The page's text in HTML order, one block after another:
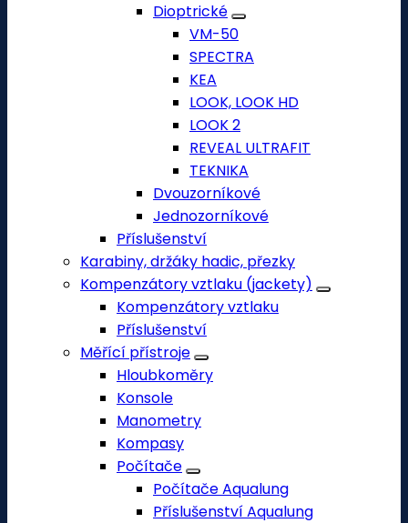
Dioptrické
VM-50
SPECTRA
KEA
LOOK, LOOK HD
LOOK 2
REVEAL ULTRAFIT
TEKNIKA
Dvouzorníkové
Jednozorníkové
Příslušenství
Karabiny, držáky hadic, přezky
Kompenzátory vztlaku (jackety)
Kompenzátory vztlaku
Příslušenství
Měřící přístroje
Hloubkoměry
Konsole
Manometry
Kompasy
Počítače
Počítače Aqualung
Příslušenství Aqualung